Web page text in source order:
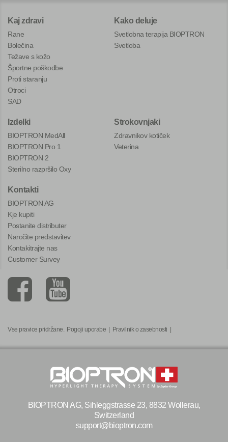
Kaj zdravi
Rane
Bolečina
Težave s kožo
Športne poškodbe
Proti staranju
Otroci
SAD
Kako deluje
Svetlobna terapija BIOPTRON
Svetloba
Izdelki
BIOPTRON MedAll
BIOPTRON Pro 1
BIOPTRON 2
Sterilno razpršilo Oxy
Strokovnjaki
Zdravnikov kotiček
Veterina
Kontakti
BIOPTRON AG
Kje kupiti
Postanite distributer
Naročite predstavitev
Kontakitrajte nas
Customer Survey
Vse pravice pridržane. Pogoji uporabe Pravilnik o zasebnosti
BIOPTRON AG, Sihleggstrasse 23, 8832 Wollerau,
Switzerland
support@bioptron.com